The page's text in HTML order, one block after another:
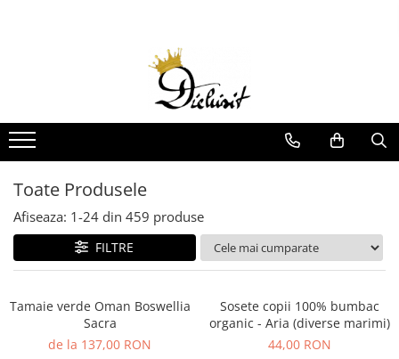
Curele
Sepci
Imbracaminte
Cadouri barbati
Cadouri copii si bebelusi
Jucarii
Imbracaminte Copii
Sosete Copii
Accesorii Copii
Igiena si Ingrijire Copii
Carti Copii
Produse adulti
Toate Produsele
Afiseaza: 1-24 din 459 produse
FILTRE
Tamaie verde Oman Boswellia
Sacra
de la 137,00 RON
Sosete copii 100% bumbac
organic - Aria (diverse marimi)
44,00 RON